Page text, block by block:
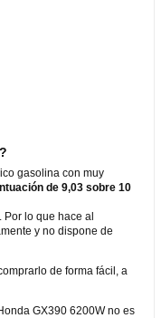
gasolina con muy
de 9,03 sobre 10
Por lo que hace al
y no dispone de
de forma fácil, a
GX390 6200W no es